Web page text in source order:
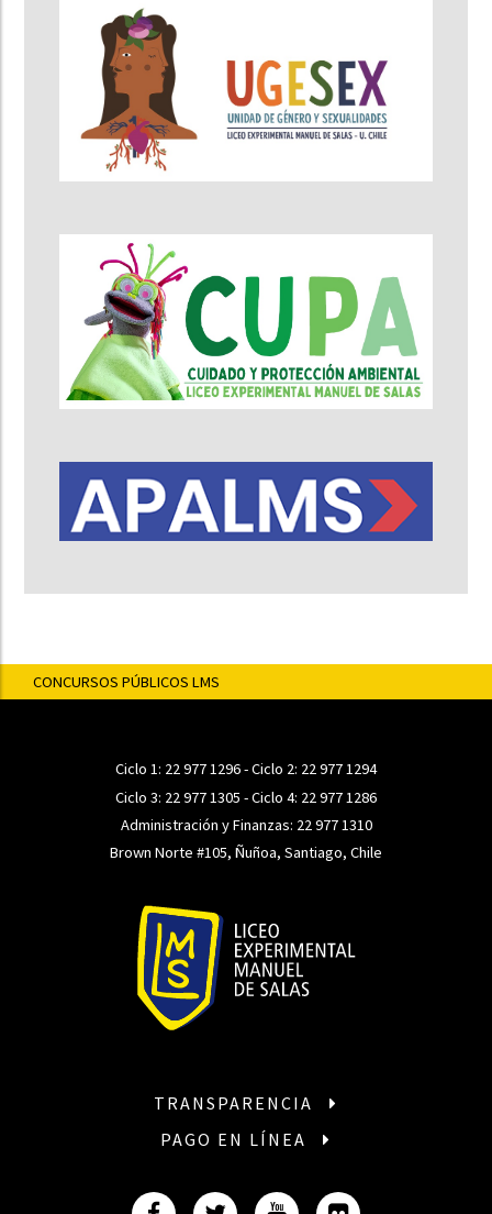
CONCURSOS PÚBLICOS LMS
Ciclo 1: 22 977 1296- Ciclo 2: 22 977 1294
Ciclo 3: 22 977 1305 - Ciclo 4: 22 977 1286
Administración y Finanzas: 22 977 1310
Brown Norte #105, Ñuñoa, Santiago, Chile
TRANSPARENCIA
PAGO EN LÍNEA